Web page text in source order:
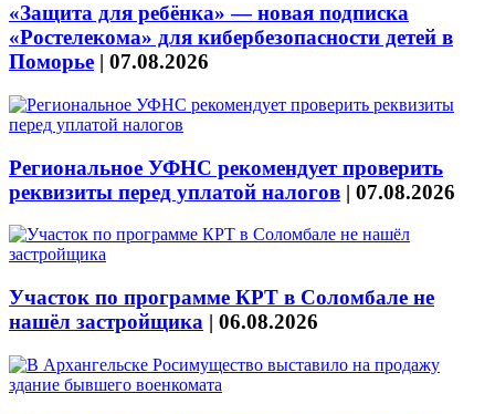
«Защита для ребёнка» — новая подписка
«Ростелекома» для кибербезопасности детей в
Поморье | 07.08.2026
Региональное УФНС рекомендует проверить
реквизиты перед уплатой налогов | 07.08.2026
Участок по программе КРТ в Соломбале не
нашёл застройщика | 06.08.2026